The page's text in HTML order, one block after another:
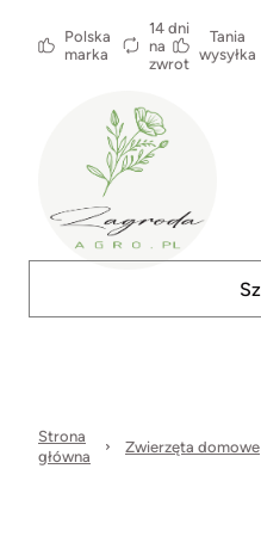
Polska
marka
14 dni
na
zwrot
Tania
wysyłka
Strona
główna
Zwierzęta domowe